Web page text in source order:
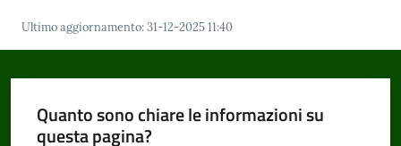
Servizi
Vivere
Galliera
Menu selezionato
Ultimo aggiornamento:31-12-2025 11:40
Quanto sono chiare le informazioni su
questa pagina?